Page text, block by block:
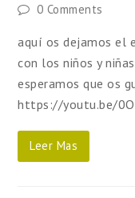
0 Comments
aquí os dejamos el
con los niños y
esperamos que os
https://youtu.be/
Leer Mas